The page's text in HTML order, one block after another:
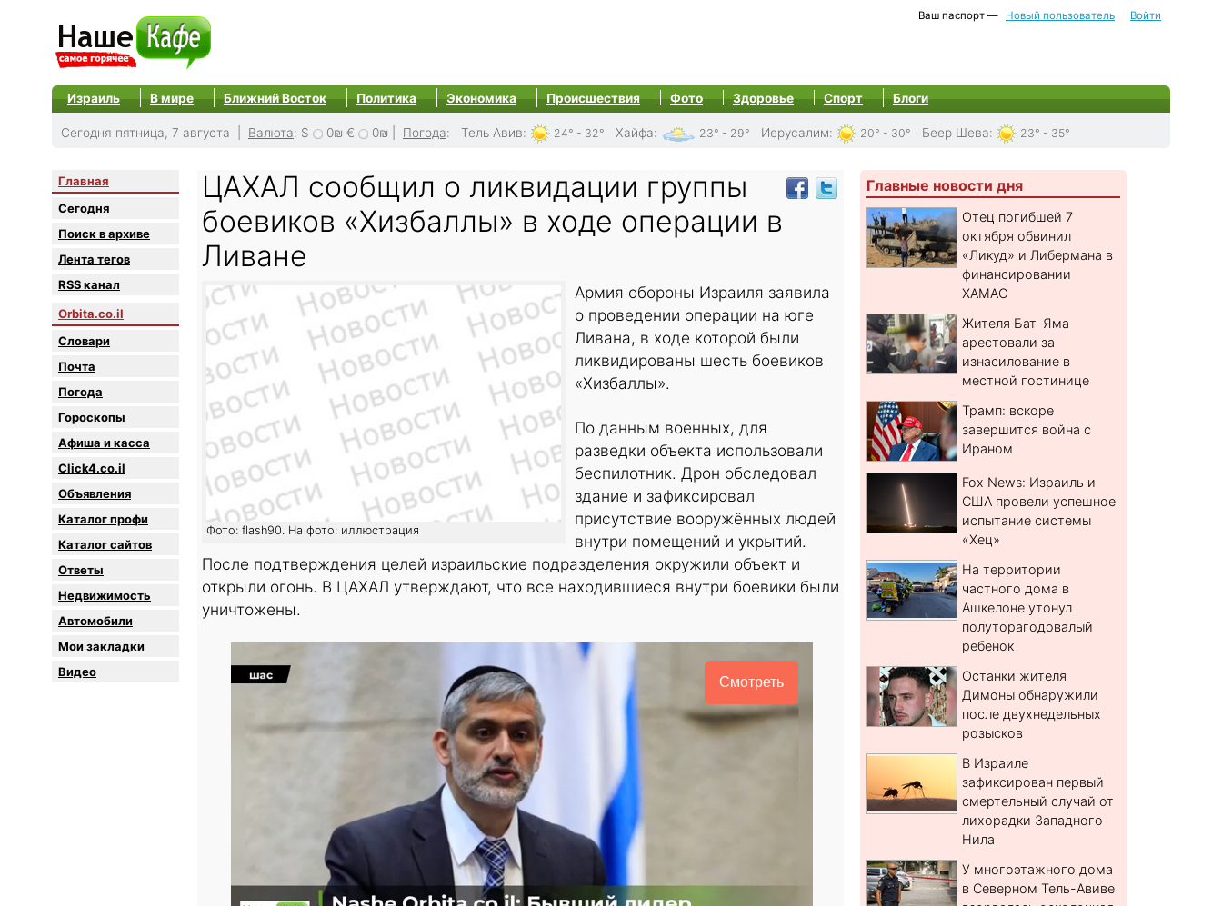
Ваш паспорт — Новый пользователь Войти
Израиль В мире Ближний Восток Политика Экономика Происшествия Фото Здоровье Спорт Блоги
Сегодня пятница, 7 августа | Валюта: $ 0₪ € 0₪ Погода: Тель Авив: 24° - 32° Хайфа: 23° - 29° Иерусалим: 20° - 30° Беер Шева: 23° - 35°
Главная
Сегодня
Поиск в архиве
Лента тегов
RSS канал
Orbita.co.il
Словари
Почта
Погода
Гороскопы
Афиша и касса
Click4.co.il
Объявления
Каталог профи
Каталог сайтов
Oтветы
Недвижимость
Автомобили
Мои закладки
Видео
ЦАХАЛ сообщил о ликвидации группы
боевиков «Хизбаллы» в ходе операции в
Ливане
Фото: flash90. На фото: иллюстрация
Армия обороны Израиля заявила
о проведении операции на юге
Ливана, в ходе которой были
ликвидированы шесть боевиков
«Хизбаллы».
По данным военных, для
разведки объекта использовали
беспилотник. Дрон обследовал
здание и зафиксировал
присутствие вооружённых людей
внутри помещений и укрытий.
После подтверждения целей израильские подразделения окружили объект и
открыли огонь. В ЦАХАЛ утверждают, что все находившиеся внутри боевики были
уничтожены.
Смотреть
Главные новости дня
Отец погибшей 7
октября обвинил
«Ликуд» и Либермана в
финансировании
ХАМАС
Жителя Бат-Яма
арестовали за
изнасилование в
местной гостинице
Трамп: вскоре
завершится война с
Ираном
Fox News: Израиль и
США провели успешное
испытание системы
«Хец»
На территории
частного дома в
Ашкелоне утонул
полуторагодовалый
ребенок
Останки жителя
Димоны обнаружили
после двухнедельных
розысков
В Израиле
зафиксирован первый
смертельный случай от
лихорадки Западного
Нила
У многоэтажного дома
в Северном Тель-Авиве